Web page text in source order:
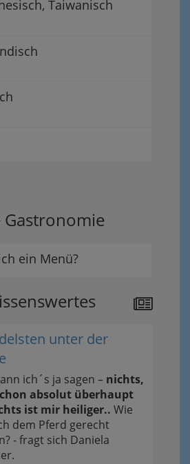
Taiwanisch
ein Menü?
unter der
ich´s ja sagen – nichts,
absolut überhaupt
ist mir heiliger.. Wie
dem Pferd gerecht
- fragt sich Daniela